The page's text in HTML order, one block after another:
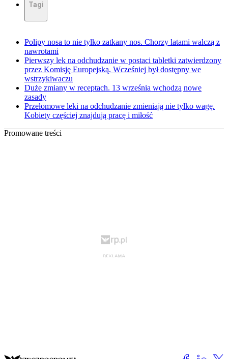
Tagi
Polipy nosa to nie tylko zatkany nos. Chorzy latami walczą z
nawrotami
Pierwszy lek na odchudzanie w postaci tabletki zatwierdzony
przez Komisję Europejską. Wcześniej był dostępny we
wstrzykiwaczu
Duże zmiany w receptach. 13 września wchodzą nowe
zasady
Przełomowe leki na odchudzanie zmieniają nie tylko wagę.
Kobiety częściej znajdują pracę i miłość
Promowane treści